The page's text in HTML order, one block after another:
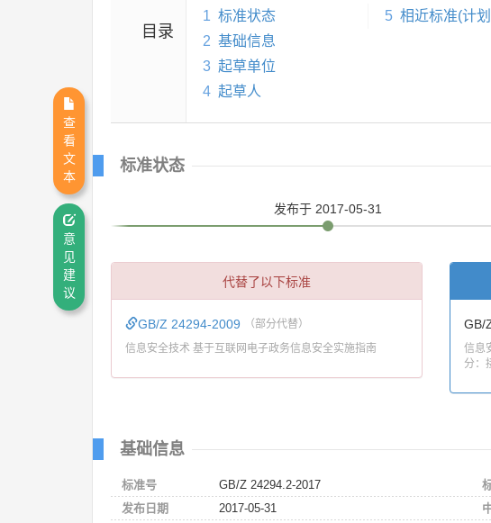
目录
1 标准状态
2 基础信息
3 起草单位
4 起草人
5 相近标准(计
标准状态
发布于 2017-05-31
代替了以下标准
GB/Z 24294-2009 （部分代替）
信息安全技术 基于互联网电子政务信息安全实施指南
GB/
信息
分：
基础信息
标准号
GB/Z 24294.2-2017
发布日期
2017-05-31
查
看
文
本
意
见
建
议